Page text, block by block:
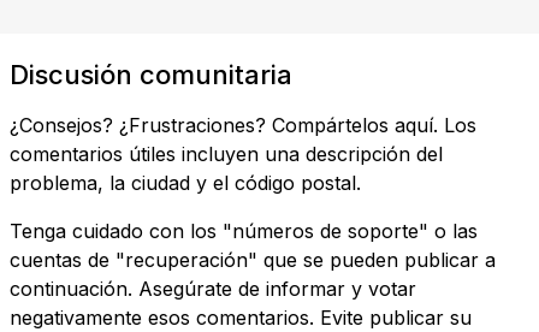
Discusión comunitaria
¿Consejos? ¿Frustraciones? Compártelos aquí. Los
comentarios útiles incluyen una descripción del
problema, la ciudad y el código postal.
Tenga cuidado con los "números de soporte" o las
cuentas de "recuperación" que se pueden publicar a
continuación. Asegúrate de informar y votar
negativamente esos comentarios. Evite publicar su